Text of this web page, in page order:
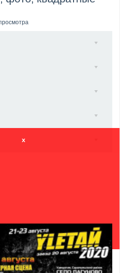
объявил новую волну участ...
x